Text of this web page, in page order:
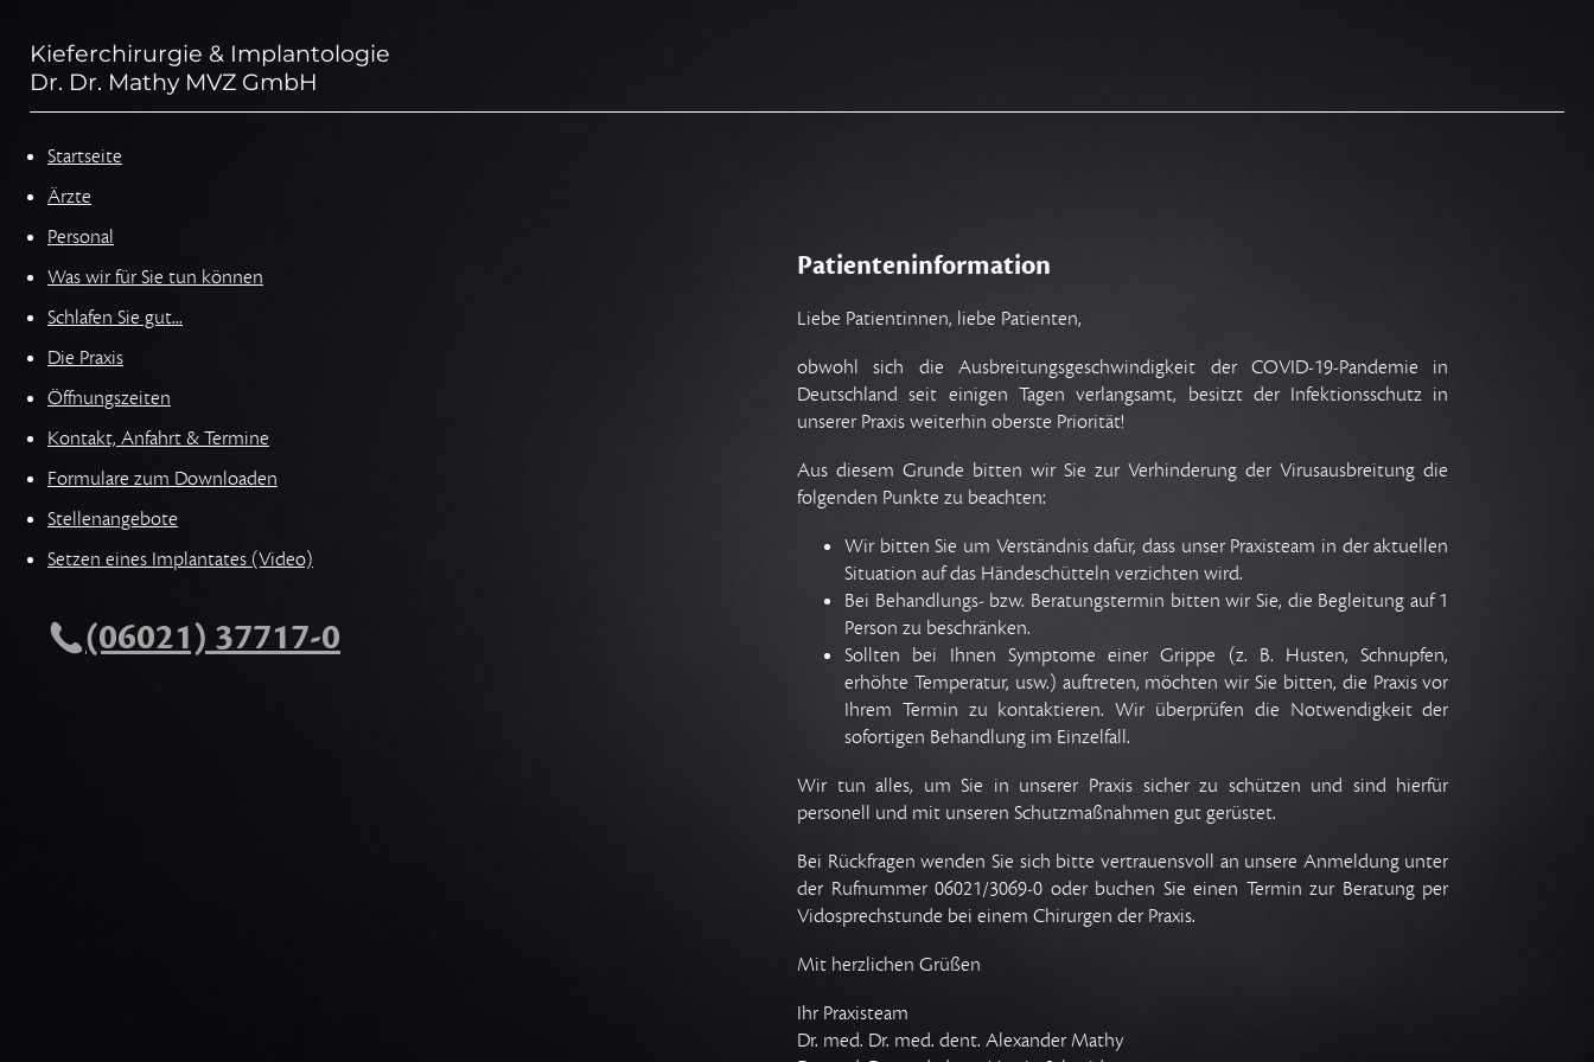
Kieferchirurgie & Implantologie
Dr. Dr. Mathy MVZ GmbH
Startseite
Ärzte
Personal
Was wir für Sie tun können
Schlafen Sie gut...
Die Praxis
Öffnungszeiten
Kontakt, Anfahrt & Termine
Formulare zum Downloaden
Stellenangebote
Setzen eines Implantates (Video)
(06021) 37717-0
Patienteninformation
Liebe Patientinnen, liebe Patienten,
obwohl sich die Ausbreitungsgeschwindigkeit der COVID-19-Pandemie in
Deutschland seit einigen Tagen verlangsamt, besitzt der Infektionsschutz in
unserer Praxis weiterhin oberste Priorität!
Aus diesem Grunde bitten wir Sie zur Verhinderung der Virusausbreitung die
folgenden Punkte zu beachten:
Wir bitten Sie um Verständnis dafür, dass unser Praxisteam in der aktuellen
Situation auf das Händeschütteln verzichten wird.
Bei Behandlungs- bzw. Beratungstermin bitten wir Sie, die Begleitung auf 1
Person zu beschränken.
Sollten bei Ihnen Symptome einer Grippe (z. B. Husten, Schnupfen,
erhöhte Temperatur, usw.) auftreten, möchten wir Sie bitten, die Praxis vor
Ihrem Termin zu kontaktieren. Wir überprüfen die Notwendigkeit der
sofortigen Behandlung im Einzelfall.
Wir tun alles, um Sie in unserer Praxis sicher zu schützen und sind hierfür
personell und mit unseren Schutzmaßnahmen gut gerüstet.
Bei Rückfragen wenden Sie sich bitte vertrauensvoll an unsere Anmeldung unter
der Rufnummer 06021/3069-0 oder buchen Sie einen Termin zur Beratung per
Vidosprechstunde bei einem Chirurgen der Praxis.
Mit herzlichen Grüßen
Ihr Praxisteam
Dr. med. Dr. med. dent. Alexander Mathy